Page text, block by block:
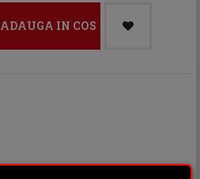
ADAUGA IN COS